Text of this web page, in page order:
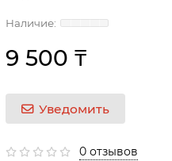
9 500 ₸
Уведомить
0 отзывов